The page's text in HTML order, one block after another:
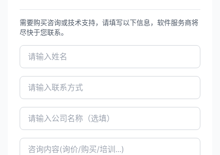
需要购买咨询或技术支持，请填写以下信息，软件服务商将
尽快于您联系。